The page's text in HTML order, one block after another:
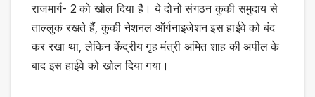
राजमार्ग- 2 को खोल दिया है। ये दोनों संगठन कुकी समुदाय से
ताल्लुक रखते हैं, कुकी नेशनल ऑर्गनाइजेशन इस हाईवे को बंद
कर रखा था, लेकिन केंद्रीय गृह मंत्री अमित शाह की अपील के
बाद इस हाईवे को खोल दिया गया।